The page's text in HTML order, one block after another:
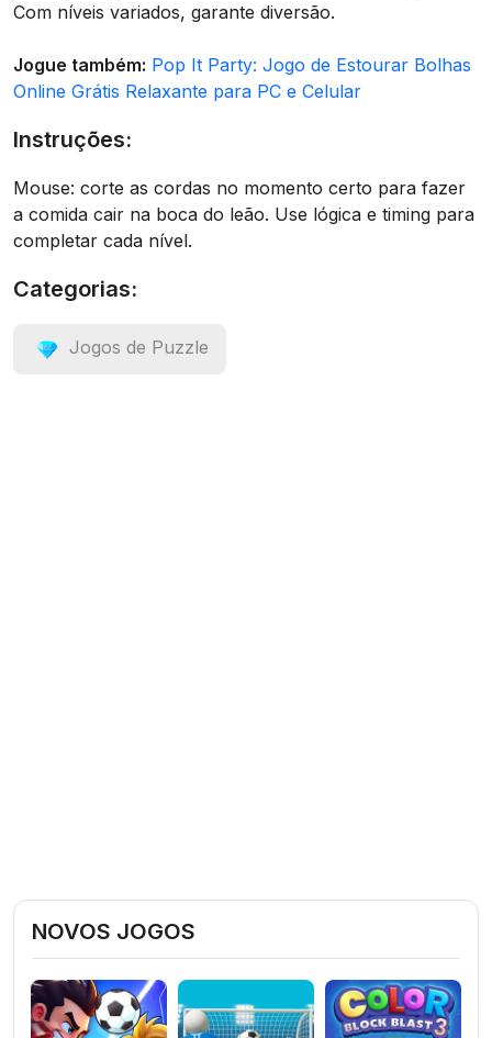
Com níveis variados, garante diversão.
Jogue também: Pop It Party: Jogo de Estourar Bolhas
Online Grátis Relaxante para PC e Celular
Instruções:
Mouse: corte as cordas no momento certo para fazer
a comida cair na boca do leão. Use lógica e timing para
completar cada nível.
Categorias:
Jogos de Puzzle
NOVOS JOGOS